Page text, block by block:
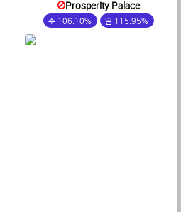
Prosperity Palace
주 106.10% 일 115.95%